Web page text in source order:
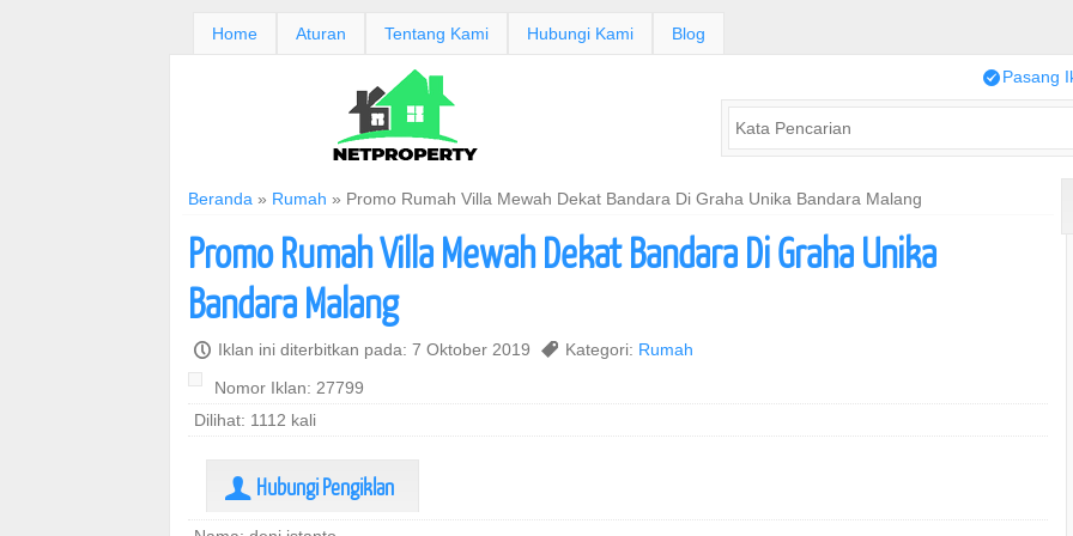
Home Aturan Tentang Kami Hubungi Kami Blog
/Pasang
Beranda » Rumah » Promo Rumah Villa Mewah Dekat Bandara Di Graha Unika Bandara Malang
Promo Rumah Villa Mewah Dekat Bandara Di Graha Unika
Bandara Malang
P Iklan ini diterbitkan pada: 7 Oktober 2019 , Kategori: Rumah
Nomor Iklan: 27799
Dilihat: 1112 kali
U Hubungi Pengiklan